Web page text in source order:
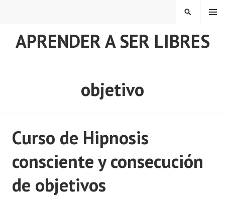
APRENDER A SER LIBRES
MENÚ
BUSCAR
objetivo
Curso de Hipnosis
consciente y consecución
de objetivos